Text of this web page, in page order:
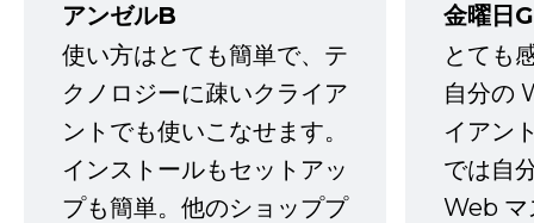
アンゼルB
使い方はとても簡単で、テ
クノロジーに疎いクライア
ントでも使いこなせます。
インストールもセットアッ
プも簡単。他のショッププ
金曜日G
とても
自分の
イアン
では自
Web マ